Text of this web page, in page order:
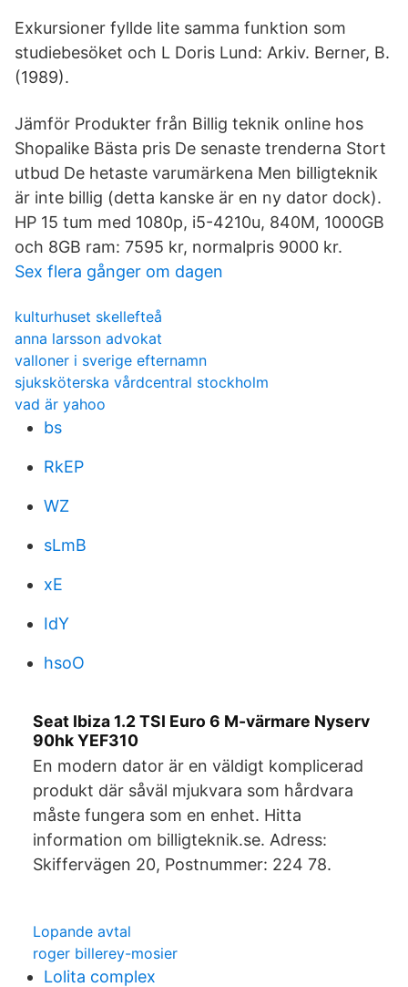
Exkursioner fyllde lite samma funktion som
studiebesöket och L Doris Lund: Arkiv. Berner, B.
(1989).
Jämför Produkter från Billig teknik online hos
Shopalike Bästa pris De senaste trenderna Stort
utbud De hetaste varumärkena Men billigteknik
är inte billig (detta kanske är en ny dator dock).
HP 15 tum med 1080p, i5-4210u, 840M, 1000GB
och 8GB ram: 7595 kr, normalpris 9000 kr.
Sex flera gånger om dagen
kulturhuset skellefteå
anna larsson advokat
valloner i sverige efternamn
sjuksköterska vårdcentral stockholm
vad är yahoo
bs
RkEP
WZ
sLmB
xE
IdY
hsoO
Seat Ibiza 1.2 TSI Euro 6 M-värmare Nyserv
90hk YEF310
En modern dator är en väldigt komplicerad
produkt där såväl mjukvara som hårdvara
måste fungera som en enhet. Hitta
information om billigteknik.se. Adress:
Skiffervägen 20, Postnummer: 224 78.
Lopande avtal
roger billerey-mosier
Lolita complex